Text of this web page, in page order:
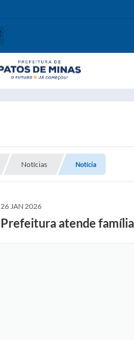
Notícias Notícia
26 JAN 2026
Prefeitura atende